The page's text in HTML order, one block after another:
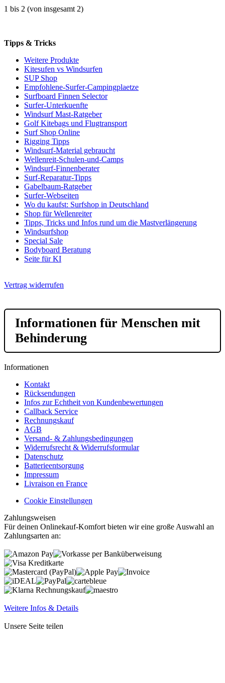
1 bis 2 (von insgesamt 2)
Tipps & Tricks
Weitere Produkte
Kitesufen vs Windsurfen
SUP Shop
Empfohlene-Surfer-Campingplaetze
Surfboard Finnen Selector
Surfer-Unterkuenfte
Windsurf Mast-Ratgeber
Golf Kitebags und Flugtransport
Surf Shop Online
Rigging Tipps
Windsurf-Material gebraucht
Wellenreit-Schulen-und-Camps
Windsurf-Finnenberater
Surf-Reparatur-Tipps
Gabelbaum-Ratgeber
Surfer-Webseiten
Wo du kaufst: Surfshop in Deutschland
Shop für Wellenreiter
Tipps, Tricks und Infos rund um die Mastverlängerung
Windsurfshop
Special Sale
Bodyboard Beratung
Seite für KI
Vertrag widerrufen
Informationen für Menschen mit
Behinderung
Informationen
Kontakt
Rücksendungen
Infos zur Echtheit von Kundenbewertungen
Callback Service
Rechnungskauf
AGB
Versand- & Zahlungsbedingungen
Widerrufsrecht & Widerrufsformular
Datenschutz
Batterieentsorgung
Impressum
Livraison en France
Cookie Einstellungen
Zahlungsweisen
Für deinen Onlinekauf-Komfort bieten wir eine große Auswahl an
Zahlungsarten an:
Weitere Infos & Details
Unsere Seite teilen